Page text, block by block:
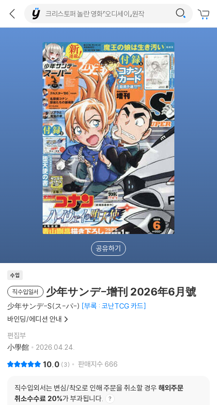
공유하기
수입
직수입일서 少年サンデ-增刊 2026年6月號
少年サンデ-S(ス-パ-) 부록 : 코난TCG 카드
바인딩/에디션 안내
편집부
小學館
2026.04.24.
10.0 3 판매지수 666
직수입외서는 변심/착오로 인해 주문을 취소할 경우 해외주문
취소수수료 20%가 부과됩니다.